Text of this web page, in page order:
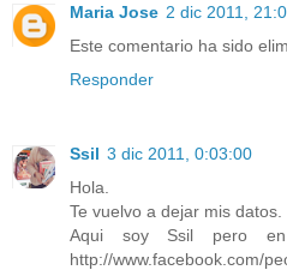
Maria Jose 2 dic 2011,
Este comentario ha sido
Responder
Ssil 3 dic 2011, 0:03:00
Hola.
Te vuelvo a dejar mis datos.
Aqui soy Ssil pero
http://www.facebook.com/